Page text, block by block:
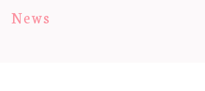
News